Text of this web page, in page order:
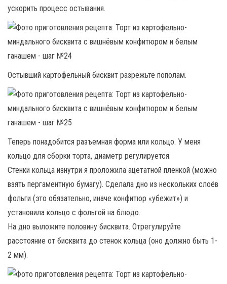
ускорить процесс остывания.
Остывший картофельный бисквит разрежьте пополам.
Теперь понадобится разъемная форма или кольцо. У меня
кольцо для сборки торта, диаметр регулируется.
Стенки кольца изнутри я проложила ацетатной пленкой (можно
взять пергаментную бумагу). Сделала дно из нескольких слоёв
фольги (это обязательно, иначе конфитюр «убежит») и
установила кольцо с фольгой на блюдо.
На дно выложите половину бисквита. Отрегулируйте
расстояние от бисквита до стенок кольца (оно должно быть 1-
2 мм).